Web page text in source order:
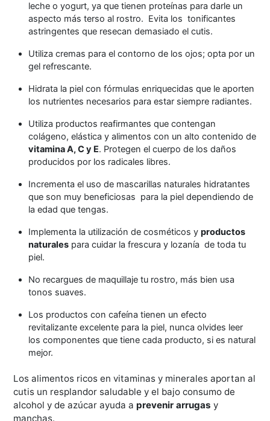
leche o yogurt, ya que tienen proteínas para darle un
aspecto más terso al rostro. Evita los tonificantes
astringentes que resecan demasiado el cutis.
Utiliza cremas para el contorno de los ojos; opta por un
gel refrescante.
Hidrata la piel con fórmulas enriquecidas que le aporten
los nutrientes necesarios para estar siempre radiantes.
Utiliza productos reafirmantes que contengan
colágeno, elástica y alimentos con un alto contenido de
vitamina A, C y E. Protegen el cuerpo de los daños
producidos por los radicales libres.
Incrementa el uso de mascarillas naturales hidratantes
que son muy beneficiosas para la piel dependiendo de
la edad que tengas.
Implementa la utilización de cosméticos yproductos
naturales para cuidar la frescura y lozanía de toda tu
piel.
No recargues de maquillaje tu rostro, más bien usa
tonos suaves.
Los productos con cafeína tienen un efecto
revitalizante excelente para la piel, nunca olvides leer
los componentes que tiene cada producto, si es natural
mejor.
Los alimentos ricos en vitaminas y minerales aportan al
cutis un resplandor saludable y el bajo consumo de
alcohol y de azúcar ayuda a prevenir arrugas y
manchas.